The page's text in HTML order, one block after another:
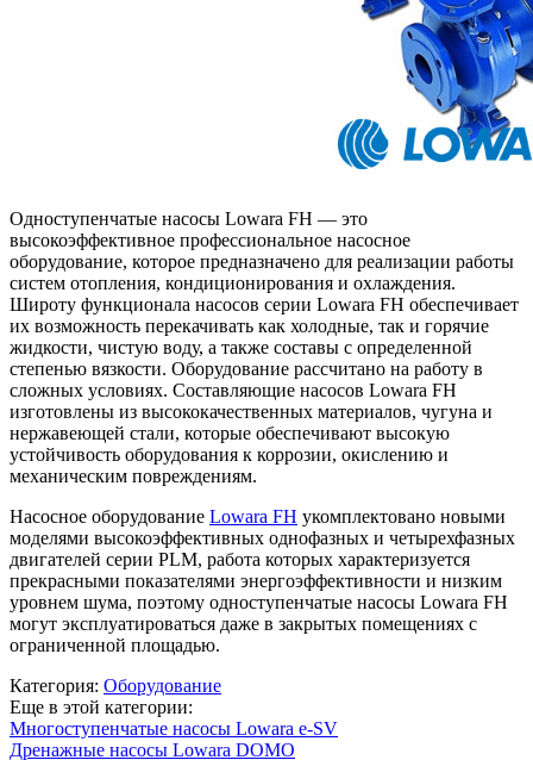
Одноступенчатые насосы Lowara FH — это
высокоэффективное профессиональное насосное
оборудование, которое предназначено для реализации работы
систем отопления, кондиционирования и охлаждения.
Широту функционала насосов серии Lowara FH обеспечивает
их возможность перекачивать как холодные, так и горячие
жидкости, чистую воду, а также составы с определенной
степенью вязкости. Оборудование рассчитано на работу в
сложных условиях. Составляющие насосов Lowara FH
изготовлены из высококачественных материалов, чугуна и
нержавеющей стали, которые обеспечивают высокую
устойчивость оборудования к коррозии, окислению и
механическим повреждениям.
Насосное оборудование Lowara FH укомплектовано новыми
моделями высокоэффективных однофазных и четырехфазных
двигателей серии PLM, работа которых характеризуется
прекрасными показателями энергоэффективности и низким
уровнем шума, поэтому одноступенчатые насосы Lowara FH
могут эксплуатироваться даже в закрытых помещениях с
ограниченной площадью.
Категория: Оборудование
Еще в этой категории:
Многоступенчатые насосы Lowara e-SV
Дренажные насосы Lowara DOMO